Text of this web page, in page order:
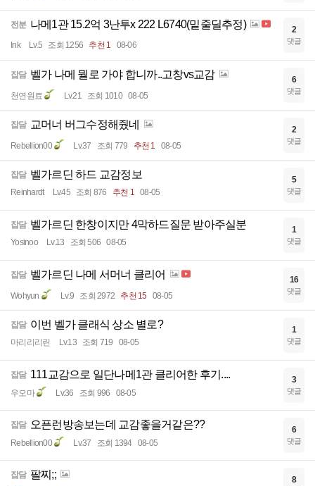
전분 나메1관 15.2억 3난투x 222 L6740(밑줄딜추정)
Ink Lv.5 조회 1256 추천 1 08-06
2
댓글
잡담 벨가 나메 뭘로 가야 합니까..고창vs교감
천연원료 Lv.21 조회 1010 08-05
6
댓글
잡담 교머너 버그수정해줬네
Rebellion00 Lv.37 조회 779 추천 1 08-05
2
댓글
잡담 벨가르딘 하드 교감정보
Reinhardt Lv.45 조회 876 추천 1 08-05
5
댓글
잡담 벨가르딘 한창이지만 4막하드질문 받아주실분
Yosinoo Lv.13 조회 506 08-05
1
댓글
잡담 벨가르딘 나메 서머너 클리어
Wohyun Lv.9 조회 2972 추천 15 08-05
16
댓글
잡담 이번 벨가 클래식 상소 별로?
마리리리린 Lv.13 조회 719 08-05
1
댓글
잡담 111교감으로 일단나메1관 클리어한 후기....
우오마 Lv.36 조회 996 08-05
3
댓글
잡담 오픈런방송보는데 교감좋을거같은??
Rebellion00 Lv.37 조회 1394 08-05
6
댓글
잡담 팔찌;; 8